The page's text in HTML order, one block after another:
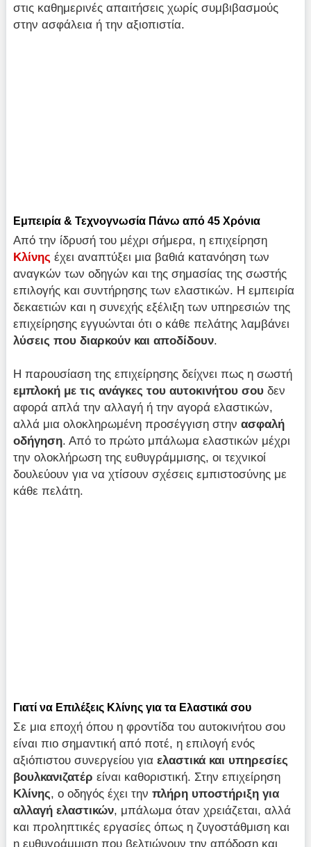
στις καθημερινές απαιτήσεις χωρίς συμβιβασμούς
στην ασφάλεια ή την αξιοπιστία.
Εμπειρία & Τεχνογνωσία Πάνω από 45 Χρόνια
Από την ίδρυσή του μέχρι σήμερα, η επιχείρηση
Κλίνης έχει αναπτύξει μια βαθιά κατανόηση των
αναγκών των οδηγών και της σημασίας της σωστής
επιλογής και συντήρησης των ελαστικών. Η εμπειρία
δεκαετιών και η συνεχής εξέλιξη των υπηρεσιών της
επιχείρησης εγγυώνται ότι ο κάθε πελάτης λαμβάνει
λύσεις που διαρκούν και αποδίδουν.
Η παρουσίαση της επιχείρησης δείχνει πως η σωστή
εμπλοκή με τις ανάγκες του αυτοκινήτου σου δεν
αφορά απλά την αλλαγή ή την αγορά ελαστικών,
αλλά μια ολοκληρωμένη προσέγγιση στηνασφαλή
οδήγηση. Από το πρώτο μπάλωμα ελαστικών μέχρι
την ολοκλήρωση της ευθυγράμμισης, οι τεχνικοί
δουλεύουν για να χτίσουν σχέσεις εμπιστοσύνης με
κάθε πελάτη.
Γιατί να Επιλέξεις Κλίνης για τα Ελαστικά σου
Σε μια εποχή όπου η φροντίδα του αυτοκινήτου σου
είναι πιο σημαντική από ποτέ, η επιλογή ενός
αξιόπιστου συνεργείου γιαελαστικά και υπηρεσίες
βουλκανιζατέρ είναι καθοριστική. Στην επιχείρηση
Κλίνης, ο οδηγός έχει τηνπλήρη υποστήριξη για
αλλαγή ελαστικών, μπάλωμα όταν χρειάζεται, αλλά
και προληπτικές εργασίες όπως η ζυγοστάθμιση και
η ευθυγράμμιση που βελτιώνουν την απόδοση και